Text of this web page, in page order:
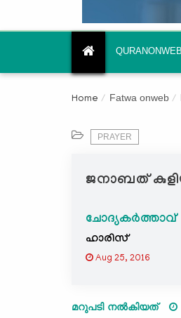
QURANONWEB
Home Fatwa onweb
PRAYER
ജനാബത്‌
ചോദ്യകർത്താവ്
ഹാരിസ്‌
Aug 25, 2016
മറുപടി നൽകിയത്